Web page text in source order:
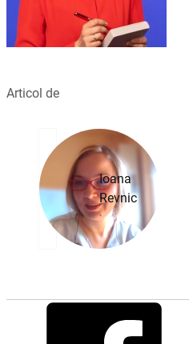
Articol de
Ioana
Revnic